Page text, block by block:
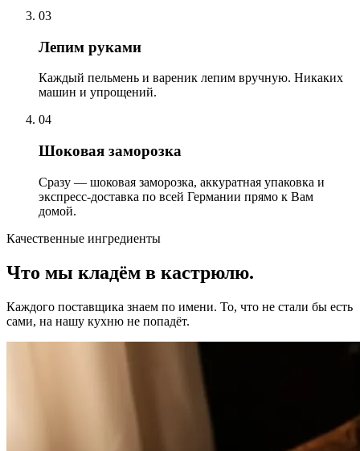
03
Лепим руками
Каждый пельмень и вареник лепим вручную. Никаких
машин и упрощений.
04
Шоковая заморозка
Сразу — шоковая заморозка, аккуратная упаковка и
экспресс-доставка по всей Германии прямо к Вам
домой.
Качественные ингредиенты
Что мы кладём в кастрюлю.
Каждого поставщика знаем по имени. То, что не стали бы есть
сами, на нашу кухню не попадёт.